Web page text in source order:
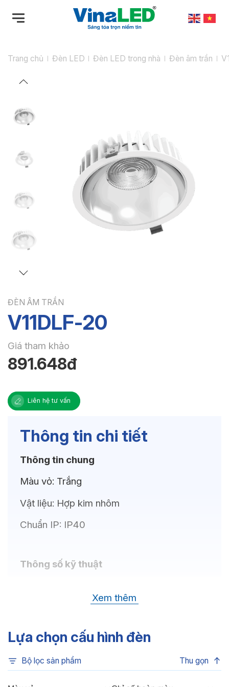
qua
dungTrang chủ Đèn LED Đèn LED trong nhà Đèn âm trần
ĐÈN ÂM TRẦN
V11DLF-20
Giá tham khảo
891.648đ
Liên hệ tư vấn
Thông tin chi tiết
Thông tin chung
Màu vỏ: Trắng
Vật liệu: Hợp kim nhôm
Chuẩn IP: IP40
Thông số kỹ thuật
Thông số Điện & Lắp đặt
Công suất:
Xem thêm
Lựa chọn cấu hình đèn
Bộ lọc sản phẩm Thu gọn